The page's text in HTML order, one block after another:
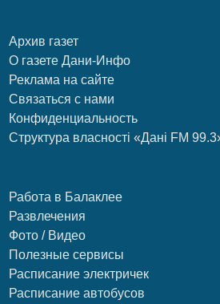
Архив газет
О газете Дани-Инфо
Реклама на сайте
Связаться с нами
Конфиденциальность
Структура власності «Дані FM
Работа в Балаклее
Развлечения
Фото / Видео
Полезные сервисы
Расписание электричек
Расписание автобусов